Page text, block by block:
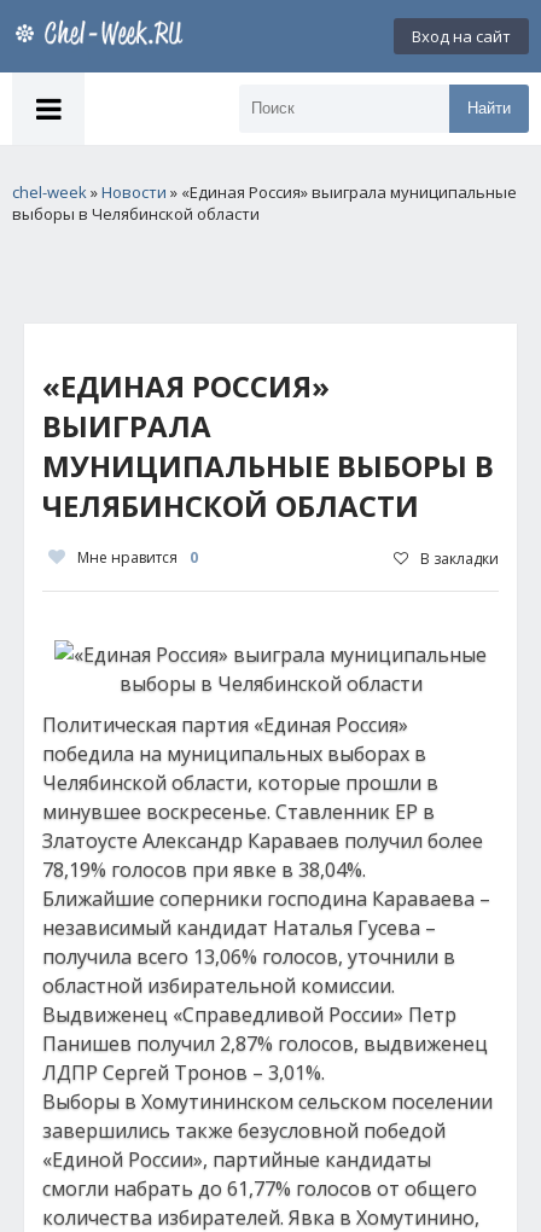
Вход на сайт
Найти
chel-week»Новости » «Единая Россия» выиграла муниципальные
выборы в Челябинской области
«ЕДИНАЯ РОССИЯ»
ВЫИГРАЛА
МУНИЦИПАЛЬНЫЕ ВЫБОРЫ В
ЧЕЛЯБИНСКОЙ ОБЛАСТИ
Мне нравится 0 В закладки
Политическая партия «Единая Россия»
победила на муниципальных выборах в
Челябинской области, которые прошли в
минувшее воскресенье. Ставленник ЕР в
Златоусте Александр Караваев получил более
78,19% голосов при явке в 38,04%.
Ближайшие соперники господина Караваева –
независимый кандидат Наталья Гусева –
получила всего 13,06% голосов, уточнили в
областной избирательной комиссии.
Выдвиженец «Справедливой России» Петр
Панишев получил 2,87% голосов, выдвиженец
ЛДПР Сергей Тронов – 3,01%.
Выборы в Хомутининском сельском поселении
завершились также безусловной победой
«Единой России», партийные кандидаты
смогли набрать до 61,77% голосов от общего
количества избирателей. Явка в Хомутинино,